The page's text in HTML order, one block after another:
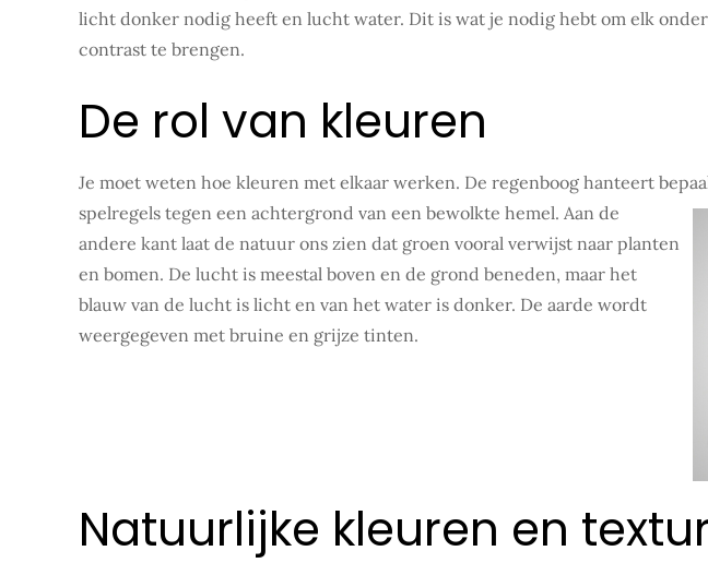
licht donker nodig heeft en lucht water. Dit is wat je nodig hebt om elk
contrast te brengen.
De rol van kleuren
Je moet weten hoe kleuren met elkaar werken. De regenboog hanteert
spelregels tegen een achtergrond van een bewolkte hemel. Aan de
andere kant laat de natuur ons zien dat groen vooral verwijst naar planten
en bomen. De lucht is meestal boven en de grond beneden, maar het
blauw van de lucht is licht en van het water is donker. De aarde wordt
weergegeven met bruine en grijze tinten.
Natuurlijke kleuren en